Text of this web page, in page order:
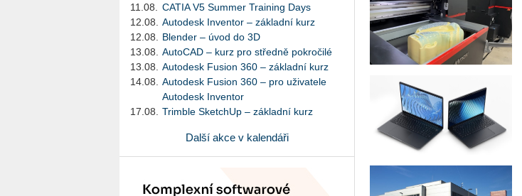
11.08.
CATIA V5 Summer Training Days
12.08.
Autodesk Inventor – základní kurz
12.08.
Blender – úvod do 3D
13.08.
AutoCAD – kurz pro středně pokročilé
13.08.
Autodesk Fusion 360 – základní kurz
14.08.
Autodesk Fusion 360 – pro uživatele
Autodesk Inventor
17.08.
Trimble SketchUp – základní kurz
Další akce v kalendáři